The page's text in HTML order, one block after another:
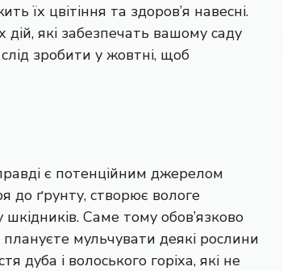
їх цвітіння та здоров’я навесні.
які забезпечать вашому саду
зробити у жовтні, щоб
є потенційним джерелом
до ґрунту, створює вологе
Саме тому обов’язково
мульчувати деякі рослини
дуба і волоського горіха, які не